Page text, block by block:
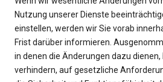
Nutzung unserer Dienste
einstellen, werden wir Sie vorab
Frist darüber informieren.
in denen die Änderungen dazu
verhindern, auf gesetzliche